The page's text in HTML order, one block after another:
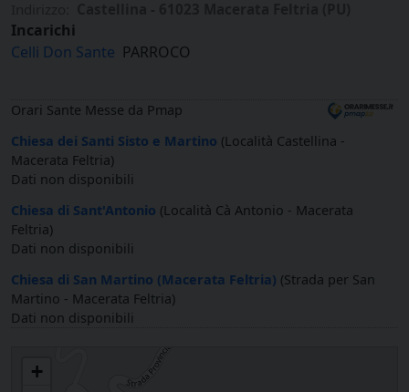
Incarichi
Celli Don Sante PARROCO
Orari Sante Messe da Pmap
Chiesa dei Santi Sisto e Martino (Località Castellina -
Macerata Feltria)
Dati non disponibili
Chiesa di Sant'Antonio (Località Cà Antonio - Macerata
Feltria)
Dati non disponibili
Chiesa di San Martino (Macerata Feltria) (Strada per San
Martino - Macerata Feltria)
Dati non disponibili
Santi Sisto e Martino in Castellina di Macerata Feltria
+